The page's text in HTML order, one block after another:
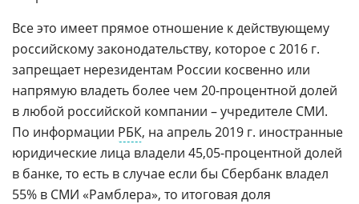
Все это имеет прямое отношение к действующему
российскому законодательству, которое с 2016 г.
запрещает нерезидентам России косвенно или
напрямую владеть более чем 20-процентной долей
в любой российской компании – учредителе СМИ.
По информации РБК, на апрель 2019 г. иностранные
юридические лица владели 45,05-процентной долей
в банке, то есть в случае если бы Сбербанк владел
55% в СМИ «Рамблера», то итоговая доля